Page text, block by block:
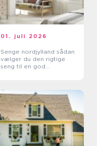
01. juli 2026
Senge nordjylland sådan
vælger du den rigtige
seng til en god